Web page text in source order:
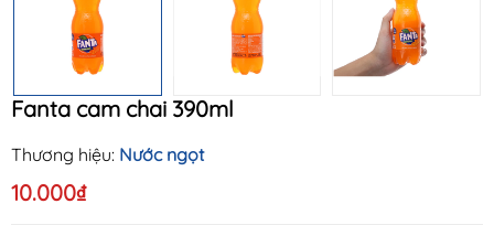
Fanta cam chai 390ml
Thương hiệu: Nước ngọt
10.000₫